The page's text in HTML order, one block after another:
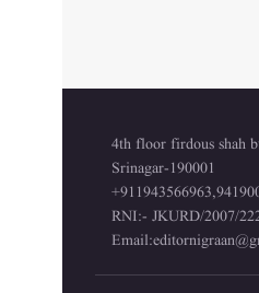
4th floor firdous shah
Srinagar-190001
RNI:- JKURD/2007/
Email: